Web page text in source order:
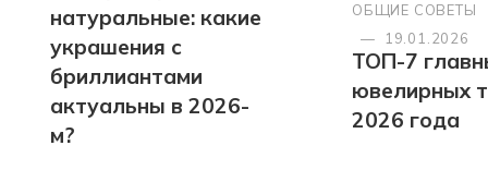
натуральные: какие
украшения с
бриллиантами
актуальны в 2026-
м?
ОБЩИЕ СОВЕТЫ
—
19.01.2026
ТОП-7
ювелирных
2026 года